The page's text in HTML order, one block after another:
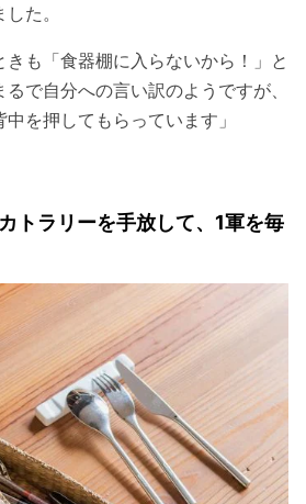
た。
も「食器棚に入らないから！」と
で自分への言い訳のようですが、
を押してもらっています」
トラリーを手放して、1軍を毎